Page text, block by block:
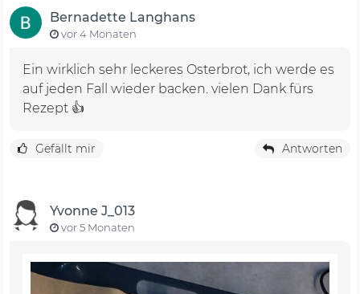
Bernadette Langhans
vor 4 Monaten
Ein wirklich sehr leckeres Osterbrot, ich werde es
auf jeden Fall wieder backen. vielen Dank fürs
Rezept 👍
Gefällt mir Antworten
Yvonne J_013
vor 5 Monaten